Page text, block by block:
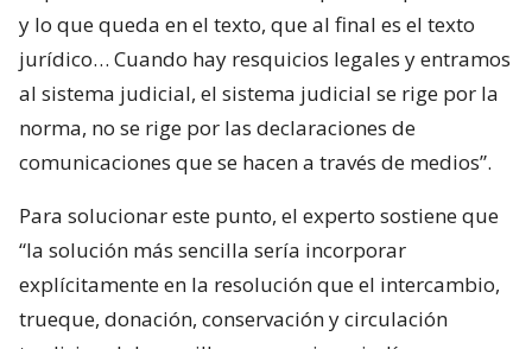
y lo que queda en el texto, que al final es el texto
jurídico… Cuando hay resquicios legales y entramos
al sistema judicial, el sistema judicial se rige por la
norma, no se rige por las declaraciones de
comunicaciones que se hacen a través de medios”.
Para solucionar este punto, el experto sostiene que
“la solución más sencilla sería incorporar
explícitamente en la resolución que el intercambio,
trueque, donación, conservación y circulación